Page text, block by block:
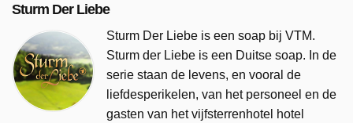
Sturm Der Liebe
Sturm Der Liebe is een soap bij VTM.
Sturm der Liebe is een Duitse soap. In de
serie staan de levens, en vooral de
liefdesperikelen, van het personeel en de
gasten van het vijfsterrenhotel hotel